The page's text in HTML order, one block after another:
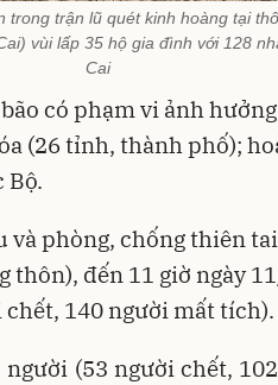
trong trận lũ quét kinh hoàng tại
vùi lấp 35 hộ gia đình với 128
Cai
có phạm vi ảnh
(26 tỉnh, thành phố);
Bộ.
và phòng, chống thiên
thôn), đến 11 giờ ngày
140 người mất tích).
người (53 người chết,